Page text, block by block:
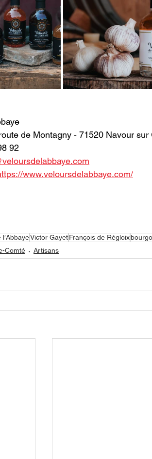
de Montagny - 71520 Navour sur
92
www.veloursdelabbaye.com/
Victor GayetFrançois de Régloix
Comté
Artisans